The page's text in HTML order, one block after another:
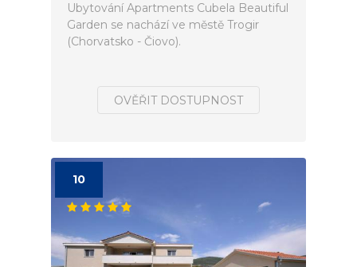
Ubytování Apartments Cubela Beautiful
Garden se nachází ve městě Trogir
(Chorvatsko - Čiovo).
OVĚŘIT DOSTUPNOST
10